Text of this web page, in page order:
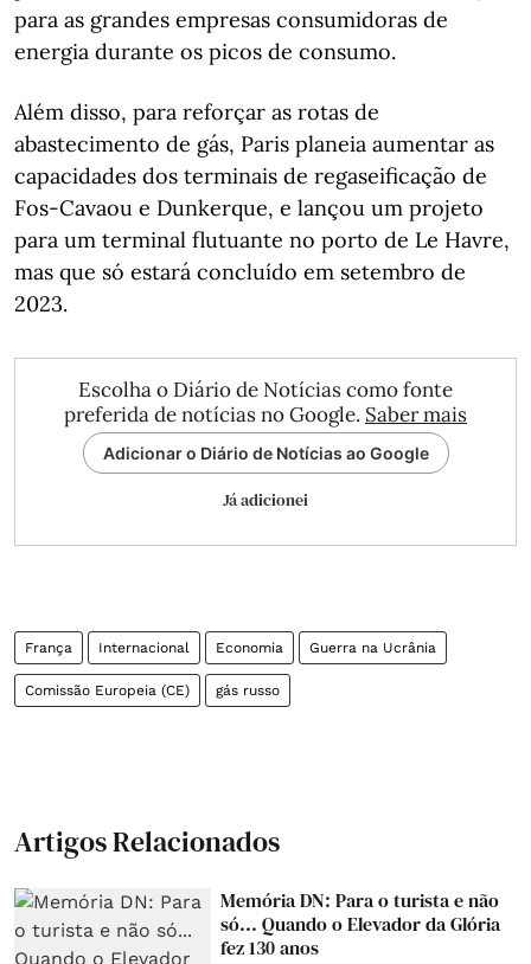
para as grandes empresas consumidoras de
energia durante os picos de consumo.
Além disso, para reforçar as rotas de
abastecimento de gás, Paris planeia aumentar as
capacidades dos terminais de regaseificação de
Fos-Cavaou e Dunkerque, e lançou um projeto
para um terminal flutuante no porto de Le Havre,
mas que só estará concluído em setembro de
2023.
Escolha o Diário de Notícias como fonte
preferida de notícias no Google. Saber mais
Adicionar o Diário de Notícias ao Google
Já adicionei
França Internacional Economia Guerra na Ucrânia
Comissão Europeia (CE) gás russo
Artigos Relacionados
Memória DN: Para o turista e não
só... Quando o Elevador da Glória
fez 130 anos